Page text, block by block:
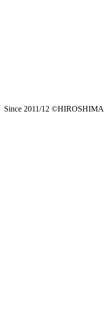
Since 2011/12 ©HIROSHIMA